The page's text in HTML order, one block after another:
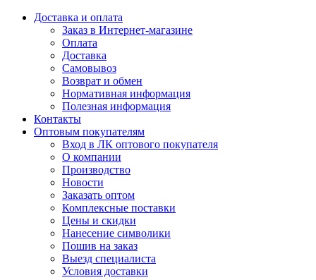
Доставка и оплата
Заказ в Интернет-магазине
Оплата
Доставка
Самовывоз
Возврат и обмен
Нормативная информация
Полезная информация
Контакты
Оптовым покупателям
Вход в ЛК оптового покупателя
О компании
Производство
Новости
Заказать оптом
Комплексные поставки
Цены и скидки
Нанесение символики
Пошив на заказ
Выезд специалиста
Условия доставки